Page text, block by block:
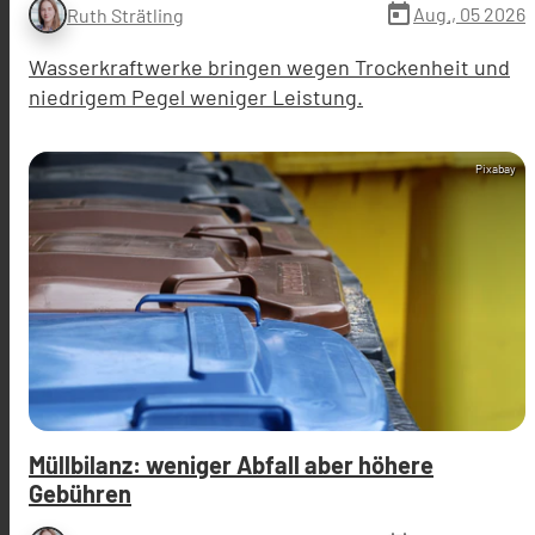
Ruth Strätling today Aug., 05 2026
Wasserkraftwerke bringen wegen Trockenheit und
niedrigem Pegel weniger Leistung.
Pixabay
Müllbilanz: weniger Abfall aber höhere
Gebühren